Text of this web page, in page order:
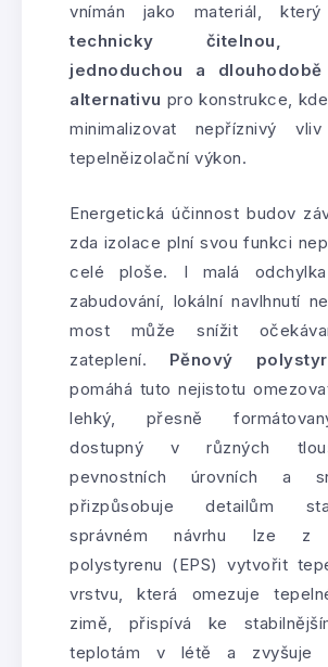
vnímán jako materiál, který
technicky čitelnou,
jednoduchou a
alternativu pro konstrukce,
minimalizovat nepříznivý
tepelněizolační výkon.
Energetická účinnost budov
zda izolace plní svou funkci
celé ploše. I malá
zabudování, lokální navlhnutí
most může snížit
zateplení. Pěnový
pomáhá tuto nejistotu
lehký, přesně
dostupný v různých
pevnostních úrovních a
přizpůsobuje detailům
správném návrhu lze z
polystyrenu (EPS) vytvořit
vrstvu, která omezuje
zimě, přispívá ke
teplotám v létě a zvyšuje